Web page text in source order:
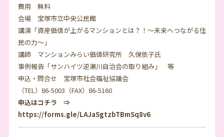
費用 無料
会場 宝塚市立中央公民館
講演「資産価値が上がるマンションとは？！～未来へつながる住
民の力～」
講師 マンションみらい価値研究所 久保依子氏
事例報告「サンハイツ逆瀬川自治会の取り組み」 等
申込・問合せ 宝塚市社会福祉協議会
（TEL）86-5003（FAX）86-5160
申込はコチラ ⇒
https://forms.gle/LAJaSgtzbTBmSq8v6